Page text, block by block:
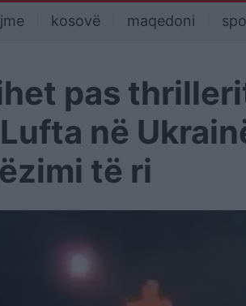
kosovë maqedoni
pas
në
të ri